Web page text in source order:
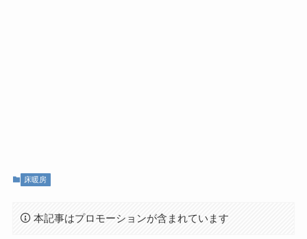
床暖房
本記事はプロモーションが含まれています